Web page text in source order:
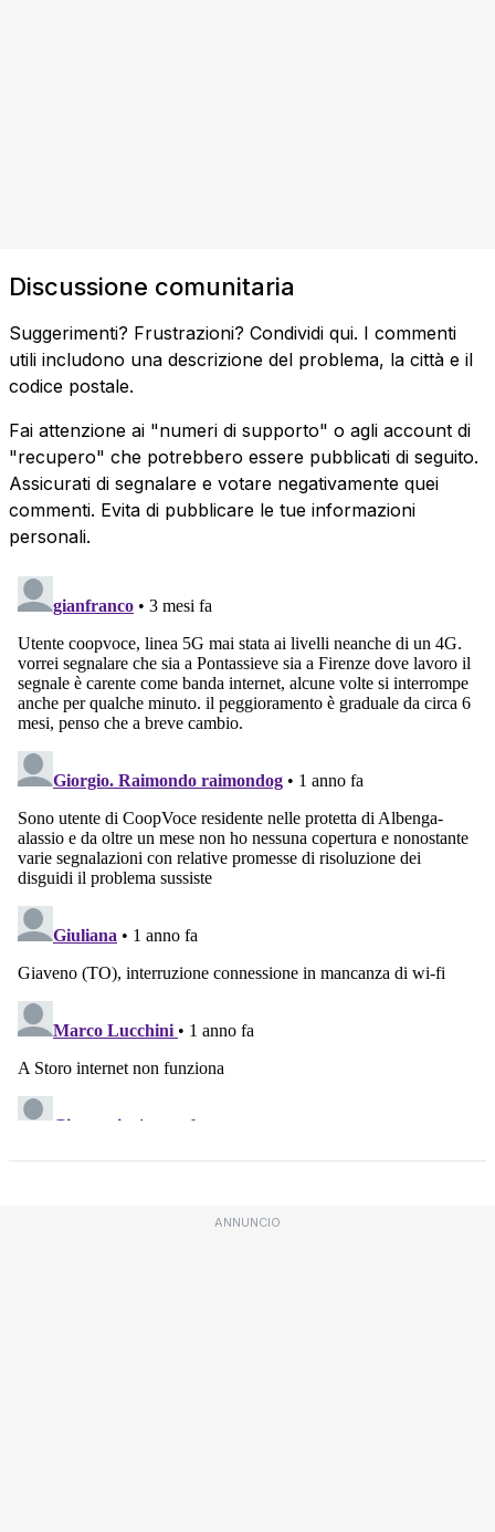
Discussione comunitaria
Suggerimenti? Frustrazioni? Condividi qui. I commenti
utili includono una descrizione del problema, la città e il
codice postale.
Fai attenzione ai "numeri di supporto" o agli account di
"recupero" che potrebbero essere pubblicati di seguito.
Assicurati di segnalare e votare negativamente quei
commenti. Evita di pubblicare le tue informazioni
personali.
ANNUNCIO